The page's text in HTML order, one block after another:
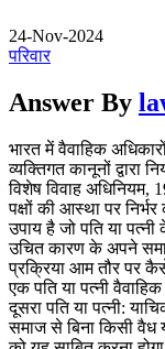
24-Nov-2024
परिवार
Answer By
भारत में वैवाहिक
व्यक्तिगत कानूनों द्वारा
विशेष विवाह अधिनियम,
पक्षों की आस्था पर
उपाय है जो पति या
उचित कारण के अपने
प्रक्रिया आम तौर पर
एक पति या पत्नी
दूसरा पति या पत्नी:
समाज से बिना किसी वैध